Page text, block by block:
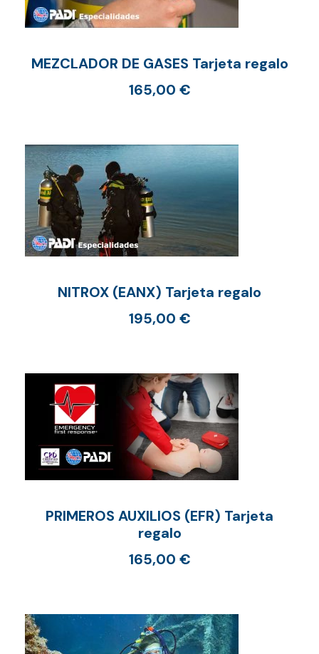
MEZCLADOR DE GASES Tarjeta regalo
165,00 €
NITROX (EANX) Tarjeta regalo
195,00 €
PRIMEROS AUXILIOS (EFR) Tarjeta
regalo
165,00 €